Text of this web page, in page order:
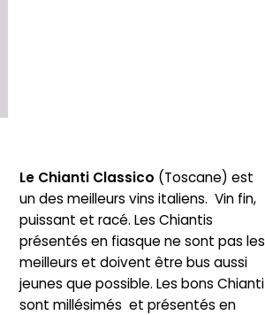
Le Chianti Classico (Toscane) est
un des meilleurs vins italiens. Vin fin,
puissant et racé. Les Chiantis
présentés en fiasque ne sont pas les
meilleurs et doivent être bus aussi
jeunes que possible. Les bons Chianti
sont millésimés et présentés en